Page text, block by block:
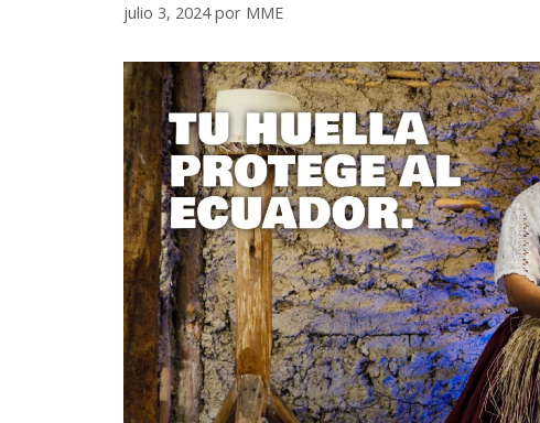
julio 3, 2024 por MME